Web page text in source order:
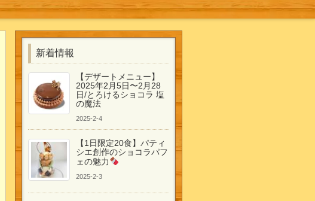
新着情報
【デザートメニュー】
2025年2月5日〜2月28
日/とろけるショコラ 塩
の魔法
2025-2-4
【1日限定20食】パティ
シエ創作のショコラパフ
ェの魅力
2025-2-3